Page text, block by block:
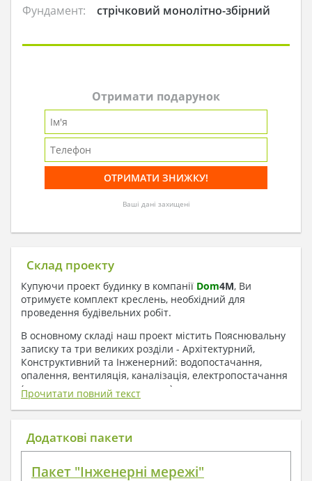
Фундамент:
стрічковий монолітно-збірний
Отримати подарунок
Ваші дані захищені
Склад проекту
Купуючи проект будинку в компанії Dom4M, Ви
отримуєте комплект креслень, необхідний для
проведення будівельних робіт.
В основному складі наш проект містить Пояснювальну
записку та три великих розділи - Архітектурний,
Конструктивний та Інженерний: водопостачання,
опалення, вентиляція, каналізація, електропостачання
( купується за додаткову плату ).
1. До складу Архітектурного розділу
входять:
План покрівлі
Прочитати повний текст
Додаткові пакети
Пакет "Інженерні мережі"